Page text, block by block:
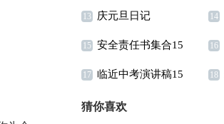
言稿 篇)
13 庆元旦日记 14
15 安全责任书集合15
篇
16
17 临近中考演讲稿15
篇
18
猜你喜欢